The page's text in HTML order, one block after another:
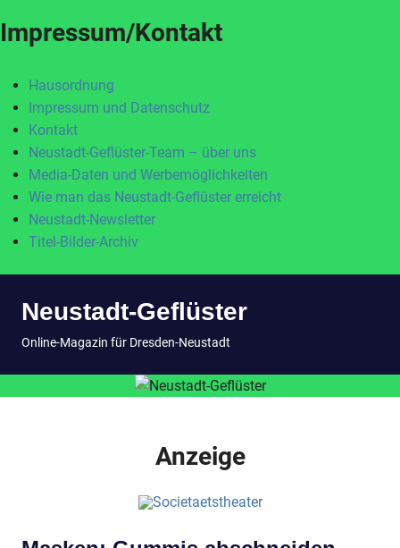
Impressum/Kontakt
Hausordnung
Impressum und Datenschutz
Kontakt
Neustadt-Geflüster-Team – über uns
Media-Daten und Werbemöglichkeiten
Wie man das Neustadt-Geflüster erreicht
Neustadt-Newsletter
Titel-Bilder-Archiv
InhaltNeustadt-Geflüster
Online-Magazin für Dresden-Neustadt
Anzeige